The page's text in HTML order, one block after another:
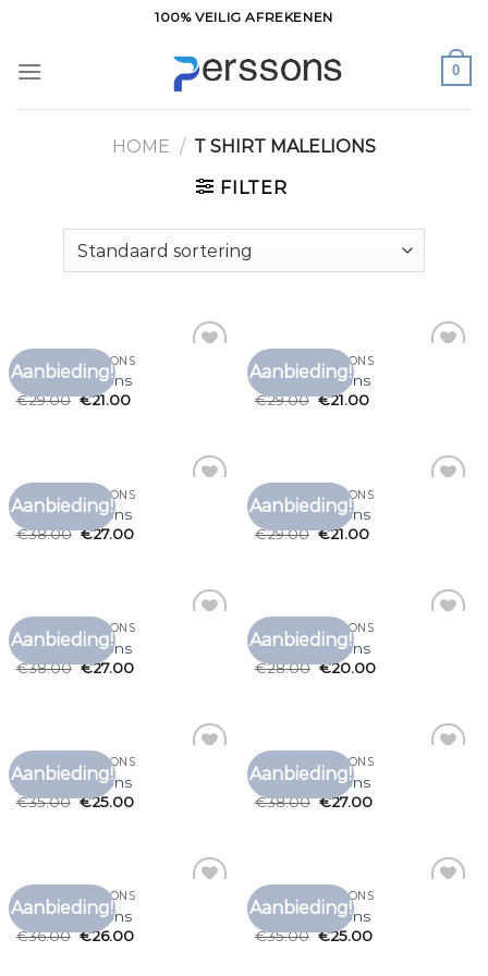
inhoud
100% VEILIG AFREKENEN
0
HOME / T SHIRT MALELIONS
FILTER
Aanbieding!
T SHIRT MALELIONS
t shirt malelions
€29.00 €21.00
Aanbieding!
T SHIRT MALELIONS
t shirt malelions
€29.00 €21.00
Aanbieding!
T SHIRT MALELIONS
t shirt malelions
€38.00 €27.00
Aanbieding!
T SHIRT MALELIONS
t shirt malelions
€29.00 €21.00
Aanbieding!
T SHIRT MALELIONS
t shirt malelions
€38.00 €27.00
Aanbieding!
T SHIRT MALELIONS
t shirt malelions
€28.00 €20.00
Aanbieding!
T SHIRT MALELIONS
t shirt malelions
€35.00 €25.00
Aanbieding!
T SHIRT MALELIONS
t shirt malelions
€38.00 €27.00
Aanbieding!
T SHIRT MALELIONS
t shirt malelions
€36.00 €26.00
Aanbieding!
T SHIRT MALELIONS
t shirt malelions
€35.00 €25.00